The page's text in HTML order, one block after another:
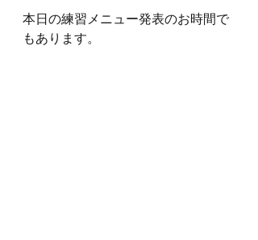
本日の練習メニュー発表のお時間で
もあります。